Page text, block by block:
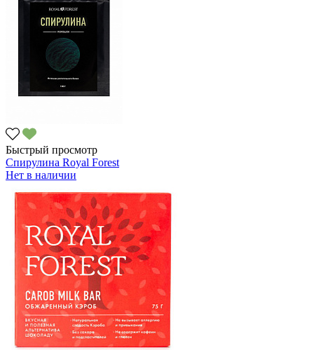
Быстрый просмотр
Спирулина Royal Forest
Нет в наличии